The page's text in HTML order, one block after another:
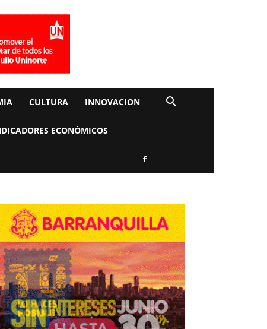
CULTURA INNOVACION
ECONÓMICOS